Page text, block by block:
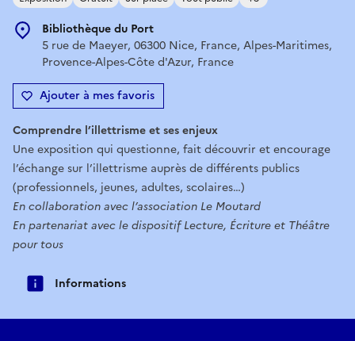
Bibliothèque du Port
5 rue de Maeyer, 06300 Nice, France, Alpes-Maritimes,
Provence-Alpes-Côte d'Azur, France
Ajouter à mes favoris
Comprendre l’illettrisme et ses enjeux
Une exposition qui questionne, fait découvrir et encourage
l’échange sur l’illettrisme auprès de différents publics
(professionnels, jeunes, adultes, scolaires…)
En collaboration avec l’association Le Moutard
En partenariat avec le dispositif Lecture, Écriture et Théâtre
pour tous
Informations